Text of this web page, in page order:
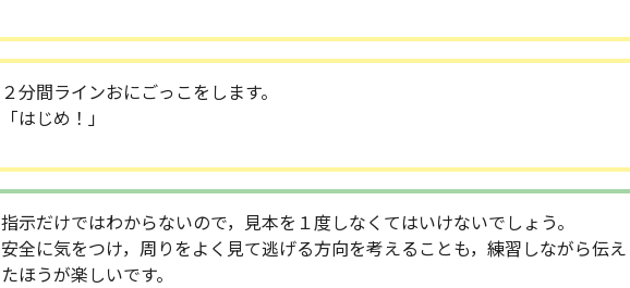
２分間ラインおにごっこをします。
「はじめ！」
指示だけではわからないので，見本を１度しなくてはいけないでしょう。
安全に気をつけ，周りをよく見て逃げる方向を考えることも，練習しながら伝え
たほうが楽しいです。